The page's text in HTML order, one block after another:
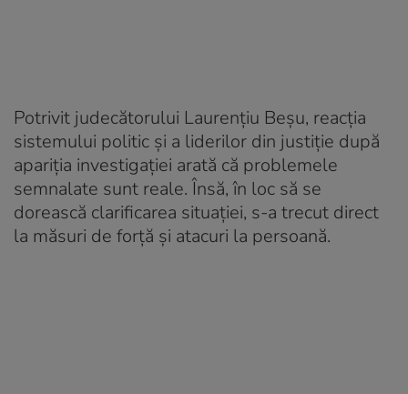
Potrivit judecătorului Laurențiu Beșu, reacția
sistemului politic și a liderilor din justiție după
apariția investigației arată că problemele
semnalate sunt reale. Însă, în loc să se
dorească clarificarea situației, s-a trecut direct
la măsuri de forță și atacuri la persoană.